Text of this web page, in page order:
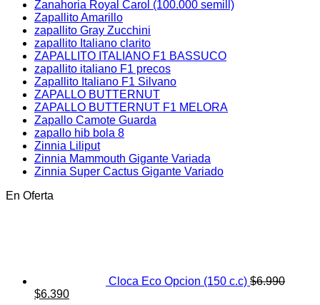
Zanahoria Royal Carol (100.000 semill)
Zapallito Amarillo
zapallito Gray Zucchini
zapallito Italiano clarito
ZAPALLITO ITALIANO F1 BASSUCO
zapallito italiano F1 precos
Zapallito Italiano F1 Silvano
ZAPALLO BUTTERNUT
ZAPALLO BUTTERNUT F1 MELORA
Zapallo Camote Guarda
zapallo hib bola 8
Zinnia Liliput
Zinnia Mammouth Gigante Variada
Zinnia Super Cactus Gigante Variado
En Oferta
Cloca Eco Opcion (150 c.c) $6.990
El
$6.390El